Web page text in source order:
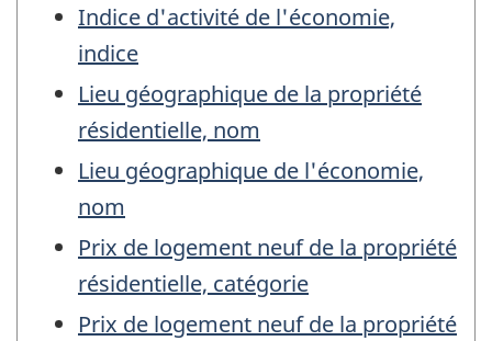
Indice d'activité de l'économie,
indice
Lieu géographique de la propriété
résidentielle, nom
Lieu géographique de l'économie,
nom
Prix de logement neuf de la propriété
résidentielle, catégorie
Prix de logement neuf de la propriété